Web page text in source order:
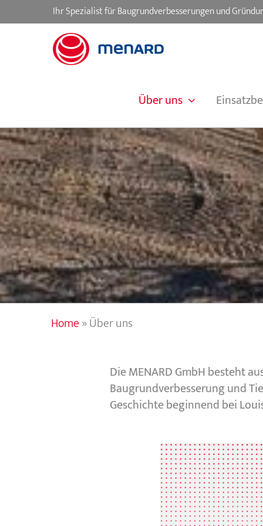
to
Ihr Spezialist für Baugrundverbesserungen und
Über uns
Home»Über uns
Die MENARD GmbH besteht
Baugrundverbesserung und
Geschichte beginnend bei